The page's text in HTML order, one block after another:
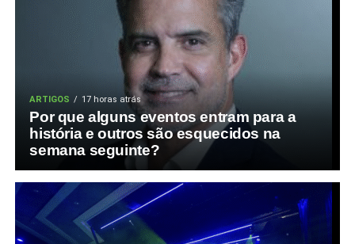
ARTIGOS 17 horas atrás
Por que alguns eventos entram para a
história e outros são esquecidos na
semana seguinte?